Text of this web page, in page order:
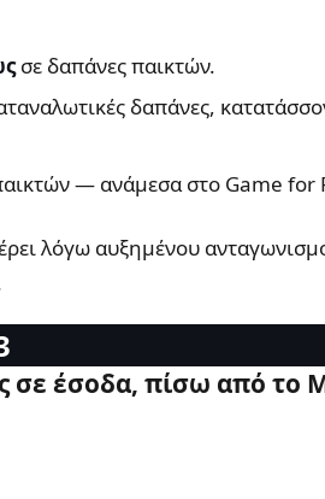
σε δαπάνες παικτών.
δαπάνες,
— ανάμεσα στο Game for
λόγω αυξημένου
σε έσοδα, πίσω από το